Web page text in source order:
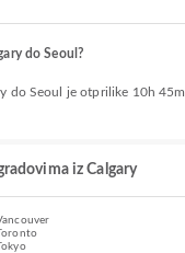
do Seoul?
do Seoul je otprilike 10h 45m.
iz Calgary